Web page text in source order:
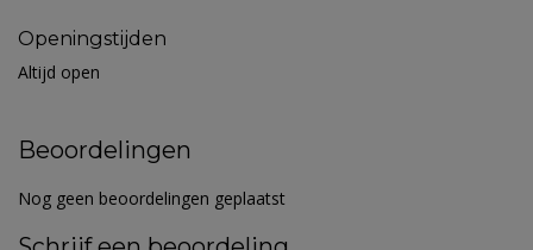
Openingstijden
Altijd open
Beoordelingen
Nog geen beoordelingen geplaatst